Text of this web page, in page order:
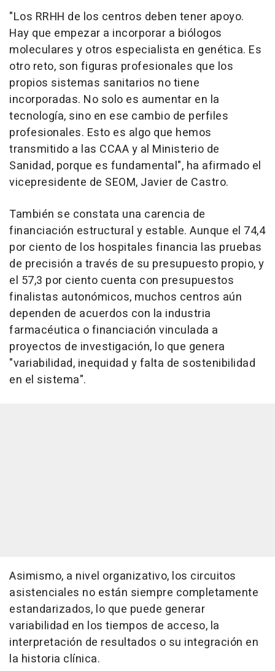
"Los RRHH de los centros deben tener apoyo.
Hay que empezar a incorporar a biólogos
moleculares y otros especialista en genética. Es
otro reto, son figuras profesionales que los
propios sistemas sanitarios no tiene
incorporadas. No solo es aumentar en la
tecnología, sino en ese cambio de perfiles
profesionales. Esto es algo que hemos
transmitido a las CCAA y al Ministerio de
Sanidad, porque es fundamental", ha afirmado el
vicepresidente de SEOM, Javier de Castro.
También se constata una carencia de
financiación estructural y estable. Aunque el 74,4
por ciento de los hospitales financia las pruebas
de precisión a través de su presupuesto propio, y
el 57,3 por ciento cuenta con presupuestos
finalistas autonómicos, muchos centros aún
dependen de acuerdos con la industria
farmacéutica o financiación vinculada a
proyectos de investigación, lo que genera
"variabilidad, inequidad y falta de sostenibilidad
en el sistema".
Asimismo, a nivel organizativo, los circuitos
asistenciales no están siempre completamente
estandarizados, lo que puede generar
variabilidad en los tiempos de acceso, la
interpretación de resultados o su integración en
la historia clínica.